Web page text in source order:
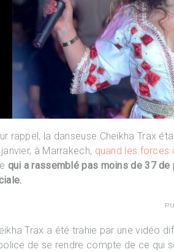
rappel, la danseuse Cheikha Trax
à Marrakech, quand les forces
qui a rassemblé pas moins de 37
Trax a été trahie par une vidéo
de se rendre compte de ce qui